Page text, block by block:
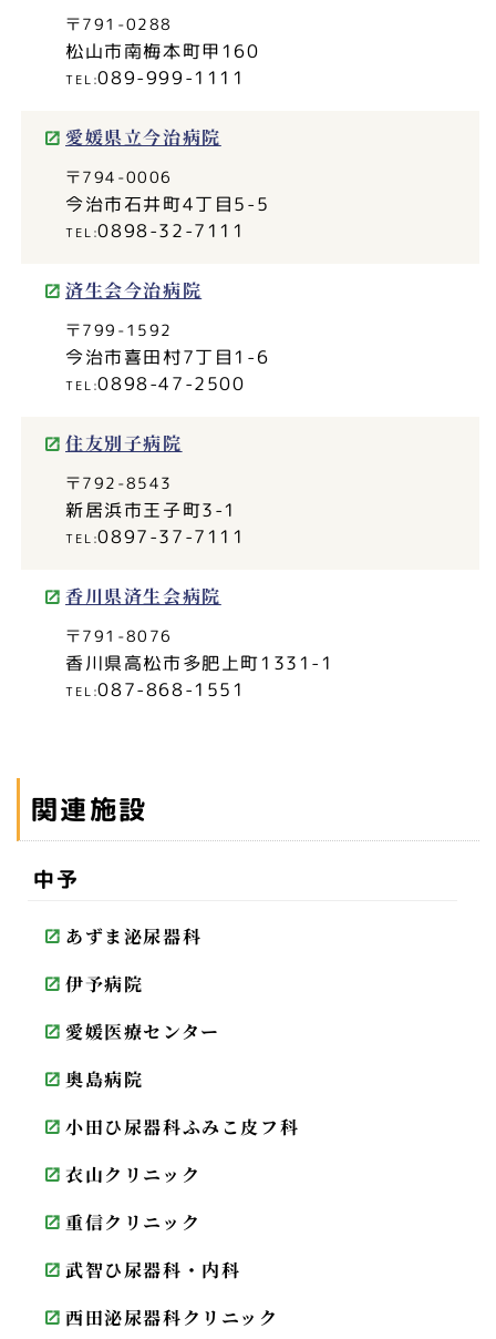
〒791-0288
松山市南梅本町甲160
089-999-1111
愛媛県立今治病院
〒794-0006
今治市石井町4丁目5-5
0898-32-7111
済生会今治病院
〒799-1592
今治市喜田村7丁目1-6
0898-47-2500
住友別子病院
〒792-8543
新居浜市王子町3-1
0897-37-7111
香川県済生会病院
〒791-8076
香川県高松市多肥上町1331-1
087-868-1551
関連施設
中予
あずま泌尿器科
伊予病院
愛媛医療センター
奥島病院
小田ひ尿器科ふみこ皮フ科
衣山クリニック
重信クリニック
武智ひ尿器科・内科
西田泌尿器科クリニック